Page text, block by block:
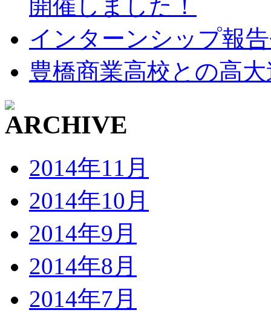
開催しました！
インターンシップ報
豊橋商業高校との高
2014年11月
2014年10月
2014年9月
2014年8月
2014年7月